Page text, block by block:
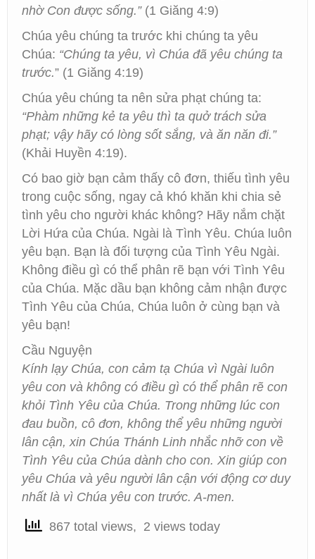
nhờ Con được sống.” (1 Giăng 4:9)
Chúa yêu chúng ta trước khi chúng ta yêu
Chúa: “Chúng ta yêu, vì Chúa đã yêu chúng ta
trước.” (1 Giăng 4:19)
Chúa yêu chúng ta nên sửa phạt chúng ta:
“Phàm những kẻ ta yêu thì ta quở trách sửa
phạt; vậy hãy có lòng sốt sắng, và ăn năn đi.”
(Khải Huyền 4:19).
Có bao giờ bạn cảm thấy cô đơn, thiếu tình yêu
trong cuộc sống, ngay cả khó khăn khi chia sẻ
tình yêu cho người khác không? Hãy nắm chặt
Lời Hứa của Chúa. Ngài là Tình Yêu. Chúa luôn
yêu bạn. Bạn là đối tượng của Tình Yêu Ngài.
Không điều gì có thể phân rẽ bạn với Tình Yêu
của Chúa. Mặc dầu bạn không cảm nhận được
Tình Yêu của Chúa, Chúa luôn ở cùng bạn và
yêu bạn!
Cầu Nguyện
Kính lạy Chúa, con cảm tạ Chúa vì Ngài luôn
yêu con và không có điều gì có thể phân rẽ con
khỏi Tình Yêu của Chúa. Trong những lúc con
đau buồn, cô đơn, không thể yêu những người
lân cận, xin Chúa Thánh Linh nhắc nhỡ con về
Tình Yêu của Chúa dành cho con. Xin giúp con
yêu Chúa và yêu người lân cận với động cơ duy
nhất là vì Chúa yêu con trước. A-men.
867 total views, 2 views today